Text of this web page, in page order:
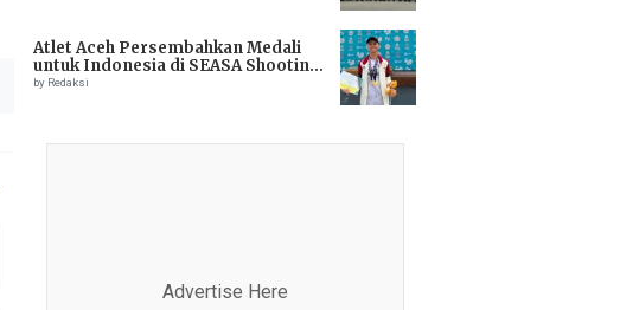
Atlet Aceh Persembahkan Medali
untuk Indonesia di SEASA Shooting
Championship 2025
by Redaksi
Advertise Here